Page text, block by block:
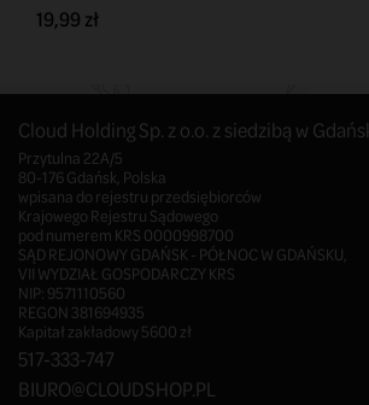
19,99 zł
Cloud Holding Sp. z o.o. z siedzibą w
Przytulna 22A/5
80-176 Gdańsk, Polska
wpisana do rejestru przedsiębiorców
Krajowego Rejestru Sądowego
pod numerem KRS 0000998700
SĄD REJONOWY GDAŃSK - PÓŁNOC W GDAŃSKU,
VII WYDZIAŁ GOSPODARCZY KRS
NIP: 9571110560
REGON 381694935
Kapitał zakładowy 5600 zł
517-333-747
BIURO@CLOUDSHOP.PL